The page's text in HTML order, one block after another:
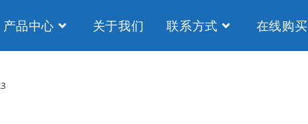
产品中心 关于我们 联系方式 在线购买